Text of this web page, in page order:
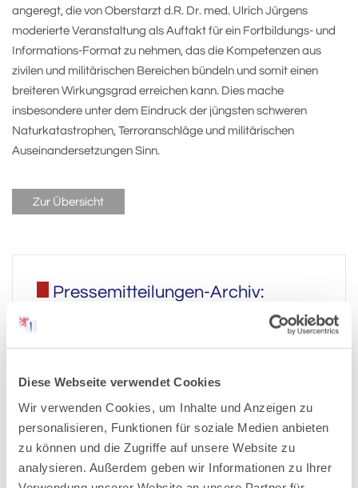
Diese Webseite verwendet Cookies
Wir verwenden Cookies, um Inhalte und Anzeigen zu
personalisieren, Funktionen für soziale Medien anbieten
zu können und die Zugriffe auf unsere Website zu
analysieren. Außerdem geben wir Informationen zu Ihrer
angeregt, die von Oberstarzt d.R. Dr. med. Ulrich Jürgens
moderierte Veranstaltung als Auftakt für ein Fortbildungs- und
Informations-Format zu nehmen, das die Kompetenzen aus
zivilen und militärischen Bereichen bündeln und somit einen
breiteren Wirkungsgrad erreichen kann. Dies mache
insbesondere unter dem Eindruck der jüngsten schweren
Naturkatastrophen, Terroranschläge und militärischen
Auseinandersetzungen Sinn.
Zur Übersicht
Pressemitteilungen-Archiv:
2026
2024